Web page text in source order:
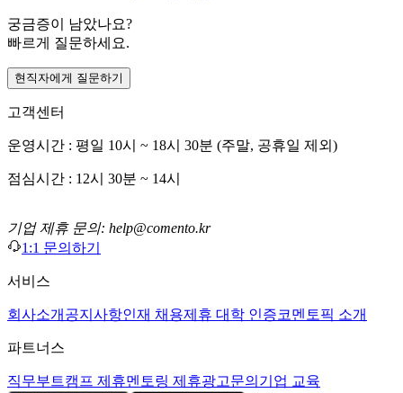
궁금증이 남았나요?
빠르게 질문하세요.
현직자에게 질문하기
고객센터
운영시간 : 평일 10시 ~ 18시 30분 (주말, 공휴일 제외)
점심시간 : 12시 30분 ~ 14시
기업 제휴 문의: help@comento.kr
1:1 문의하기
서비스
회사소개 공지사항인재 채용제휴 대학 인증코멘토픽 소개
파트너스
직무부트캠프 제휴멘토링 제휴광고문의 기업 교육